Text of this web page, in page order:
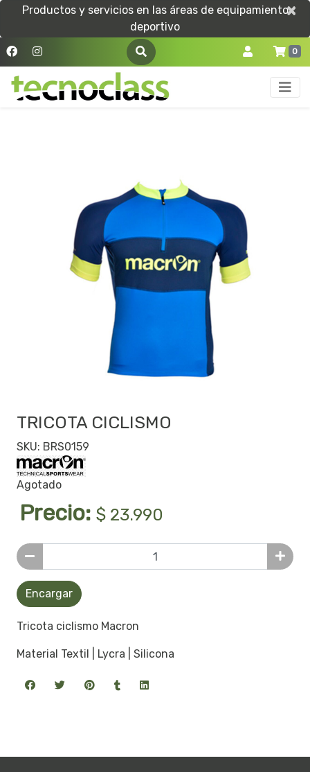
Productos y servicios en las áreas de equipamiento
deportivo
×
×
0
TRICOTA CICLISMO
SKU: BRS0159
Agotado
Precio: $ 23.990
Encargar
Tricota ciclismo Macron
Material Textil | Lycra | Silicona